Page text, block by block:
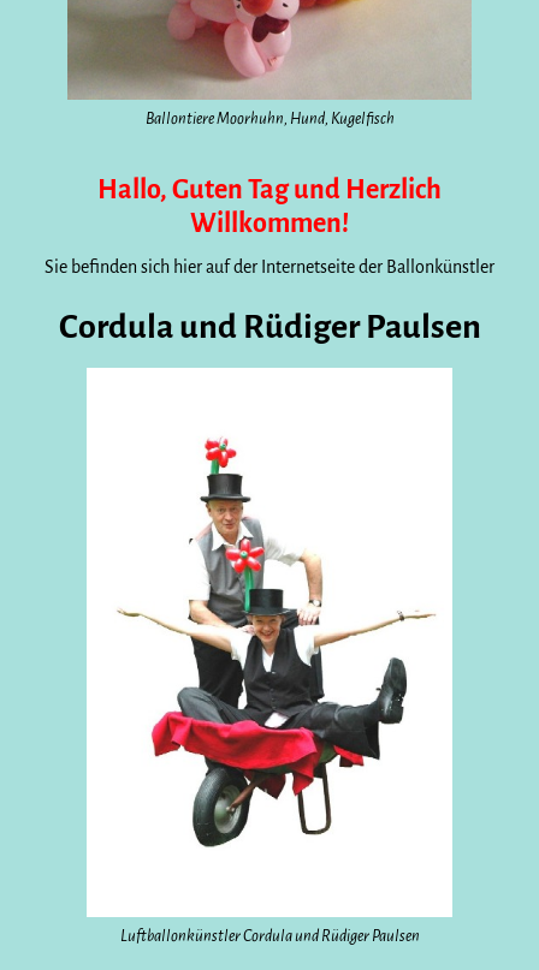
Ballontiere Moorhuhn, Hund, Kugelfisch
Hallo, Guten Tag und Herzlich
Willkommen!
Sie befinden sich hier auf der Internetseite der Ballonkünstler
Cordula und Rüdiger Paulsen
Luftballonkünstler Cordula und Rüdiger Paulsen